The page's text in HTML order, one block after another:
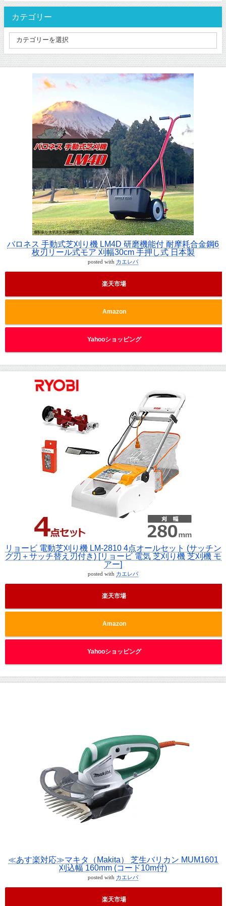
カテゴリー
バロネス 手動式芝刈り機 LM4D 研磨機能付 耐摩耗合金鋼6
枚刃リール式モア 刈幅30cm 手押し式 日本製
posted with カエレバ
楽天市場
Amazon
Yahooショッピング
リョービ 電動芝刈り機 LM-2810 4点オールセット (サッチン
グ刃＋サッチ替え刃付き) [リョービ 電気 芝刈り機 芝刈機 モ
アー]
posted with カエレバ
楽天市場
Amazon
Yahooショッピング
≪あす楽対応≫マキタ（Makita） 芝生バリカン MUM1601
刈込幅 160mm (コード10m付)
posted with カエレバ
楽天市場